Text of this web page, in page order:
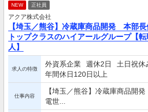
NEW 正社員
アクア株式会社
【埼玉／熊谷】冷蔵庫商品開発 本部
トップクラスのハイアールグループ【
人】
求人の特徴
外資系企業 週休2日
土日祝休
年間休日120日以上
仕事内容
【埼玉／熊谷】冷蔵庫商品開
電世...